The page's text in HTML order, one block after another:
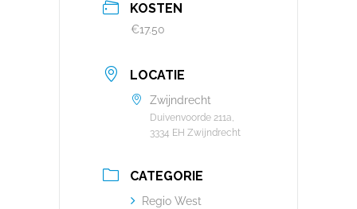
KOSTEN
€17.50
LOCATIE
Zwijndrecht
Duivenvoorde 211a,
3334 EH Zwijndrecht
CATEGORIE
Regio West